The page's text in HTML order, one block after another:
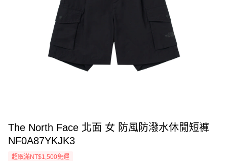
The North Face 北面 女 防風防潑水休閒短褲
NF0A87YKJK3
超取滿NT$1,500免運